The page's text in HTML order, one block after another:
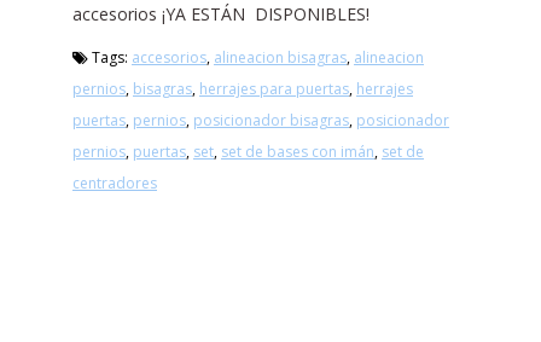
accesorios ¡YA ESTÁN DISPONIBLES!
Tags: accesorios, alineacion bisagras, alineacion
pernios, bisagras, herrajes para puertas, herrajes
puertas, pernios, posicionador bisagras, posicionador
pernios, puertas, set, set de bases con imán, set de
centradores